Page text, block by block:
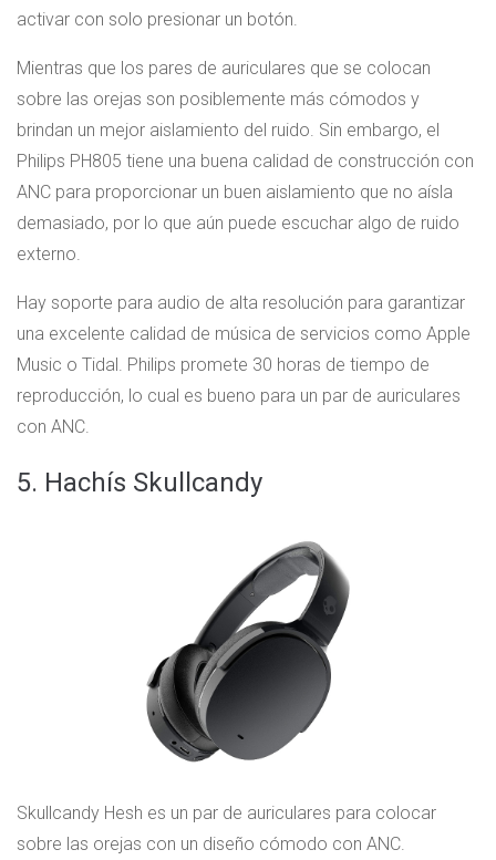
activar con solo presionar un botón.
Mientras que los pares de auriculares que se colocan
sobre las orejas son posiblemente más cómodos y
brindan un mejor aislamiento del ruido. Sin embargo, el
Philips PH805 tiene una buena calidad de construcción con
ANC para proporcionar un buen aislamiento que no aísla
demasiado, por lo que aún puede escuchar algo de ruido
externo.
Hay soporte para audio de alta resolución para garantizar
una excelente calidad de música de servicios como Apple
Music o Tidal. Philips promete 30 horas de tiempo de
reproducción, lo cual es bueno para un par de auriculares
con ANC.
5. Hachís Skullcandy
Skullcandy Hesh es un par de auriculares para colocar
sobre las orejas con un diseño cómodo con ANC.